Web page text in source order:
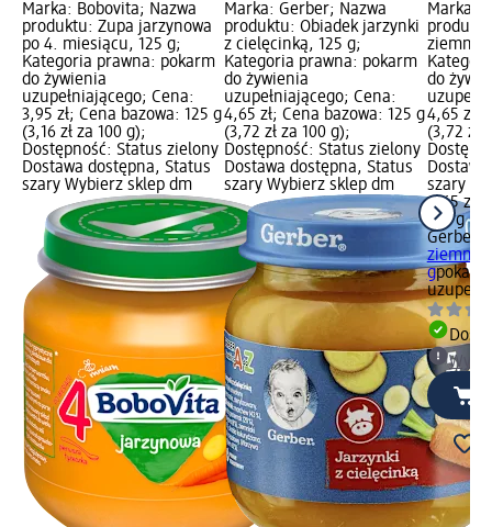
Marka: Bobovita; Nazwa
produktu: Zupa jarzynowa
po 4. miesiącu, 125 g;
Kategoria prawna: pokarm
do żywienia
uzupełniającego; Cena:
3,95 zł; Cena bazowa: 125 g
(3,16 zł za 100 g);
Dostępność: Status zielony
Dostawa dostępna, Status
szary Wybierz sklep dm
Marka: Gerber; Nazwa
produktu: Obiadek jarzynki
z cielęcinką, 125 g;
Kategoria prawna: pokarm
do żywienia
uzupełniającego; Cena:
4,65 zł; Cena bazowa: 125 g
(3,72 zł za 100 g);
Dostępność: Status zielony
Dostawa dostępna, Status
szary Wybierz sklep dm
Marka:
do
4,65 zł;
(3,72 zł
szary
4,65 zł
125 g
Gerber
g